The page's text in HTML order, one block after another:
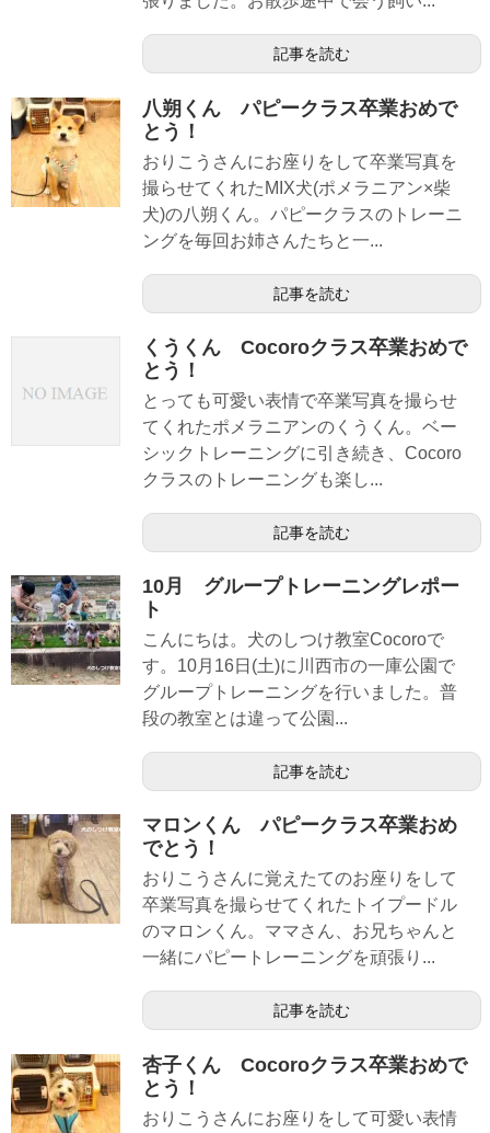
記事を読む
八朔くん パピークラス卒業おめで
とう！
おりこうさんにお座りをして卒業写真を
撮らせてくれたMIX犬(ポメラニアン×柴
犬)の八朔くん。パピークラスのトレーニ
ングを毎回お姉さんたちと一...
記事を読む
くうくん Cocoroクラス卒業おめで
とう！
とっても可愛い表情で卒業写真を撮らせ
てくれたポメラニアンのくうくん。ベー
シックトレーニングに引き続き、Cocoro
クラスのトレーニングも楽し...
記事を読む
10月 グループトレーニングレポー
ト
こんにちは。犬のしつけ教室Cocoroで
す。10月16日(土)に川西市の一庫公園で
グループトレーニングを行いました。普
段の教室とは違って公園...
記事を読む
マロンくん パピークラス卒業おめ
でとう！
おりこうさんに覚えたてのお座りをして
卒業写真を撮らせてくれたトイプードル
のマロンくん。ママさん、お兄ちゃんと
一緒にパピートレーニングを頑張り...
記事を読む
杏子くん Cocoroクラス卒業おめで
とう！
おりこうさんにお座りをして可愛い表情